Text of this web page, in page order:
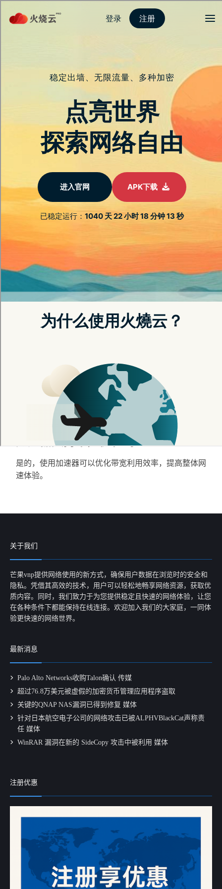
登录
一站式安全保障，
适用所有装置
此页面解答您对于跨装置使用与数据安全的所
有疑问
立即注册
常見問題
加速器支持带宽优化吗? 如何处理加速器连
加速器支持带宽优化吗?
是的，使用加速器可以优化带宽利用效率，提高整体网
速体验。
关于我们
芒果vnp提供网络使用的新方式，确保用户数据在浏览时的安全和
隐私。凭借其高效的技术，用户可以轻松地畅享网络资源，获取优
质内容。同时，我们致力于为您提供稳定且快速的网络体验，让您
在各种条件下都能保持在线连接。欢迎加入我们的大家庭，一同体
验更快速的网络世界。
最新消息
Palo Alto Networks收购Talon确认 传媒
超过76.8万美元被虚假的加密货币管理应用程序盗取
关键的QNAP NAS漏洞已得到修复 媒体
针对日本航空电子公司的网络攻击已被ALPHVBlackCat声称责
任 媒体
WinRAR 漏洞在新的 SideCopy 攻击中被利用 媒体
注册优惠